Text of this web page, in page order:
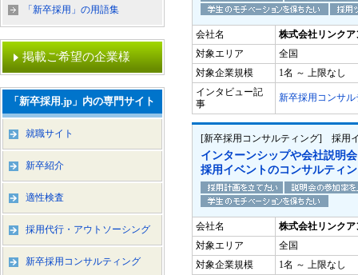
会社名
株式会社リンク
対象エリア
全国
対象企業規模
1名 ～ 上限なし
インタビュー記
事
新卒採用コンサル
[新卒採用コンサルティング] 採用
インターンシップや会社説明
採用イベントのコンサルティ
会社名
株式会社リンク
対象エリア
全国
対象企業規模
1名 ～ 上限なし
「新卒採用」の用語集
掲載ご希望の企業様
「新卒採用.jp」内の専門サイト
就職サイト
新卒紹介
適性検査
採用代行・アウトソーシング
新卒採用コンサルティング